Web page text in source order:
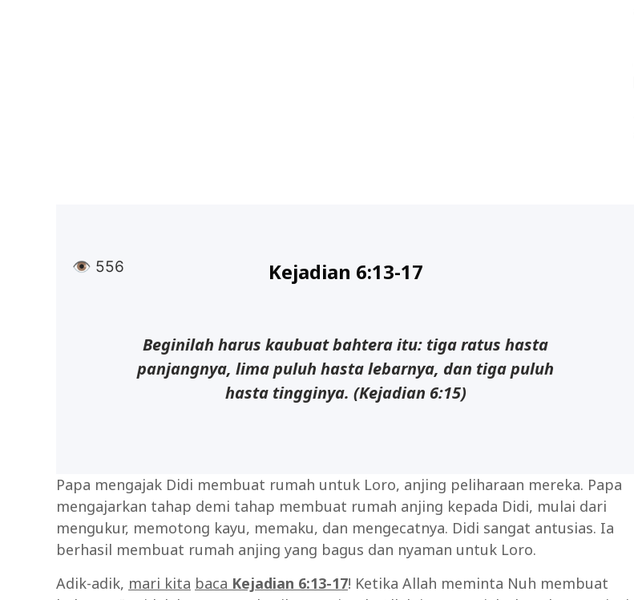
👁 556 Kejadian 6:13-17
Beginilah harus kaubuat bahtera itu: tiga ratus hasta
panjangnya, lima puluh hasta lebarnya, dan tiga puluh
hasta tingginya. (Kejadian 6:15)
Papa mengajak Didi membuat rumah untuk Loro, anjing peliharaan mereka. Papa
mengajarkan tahap demi tahap membuat rumah anjing kepada Didi, mulai dari
mengukur, memotong kayu, memaku, dan mengecatnya. Didi sangat antusias. Ia
berhasil membuat rumah anjing yang bagus dan nyaman untuk Loro.
Adik-adik, mari kita baca Kejadian 6:13-17! Ketika Allah meminta Nuh membuat